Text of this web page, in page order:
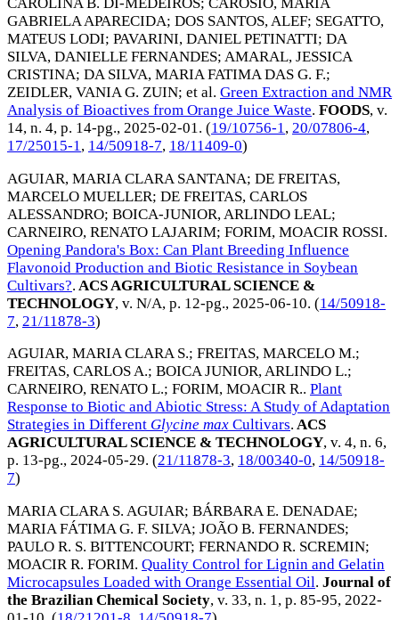
GABRIELA APARECIDA; DOS SANTOS, ALEF; SEGATTO,
MATEUS LODI; PAVARINI, DANIEL PETINATTI; DA
SILVA, DANIELLE FERNANDES; AMARAL, JESSICA
CRISTINA; DA SILVA, MARIA FATIMA DAS G. F.;
ZEIDLER, VANIA G. ZUIN; et al. Green Extraction and NMR
Analysis of Bioactives from Orange Juice Waste. FOODS, v.
14, n. 4, p. 14-pg., 2025-02-01 . (19/10756-1 , 20/07806-4,
17/25015-1 , 14/50918-7, 18/11409-0)
AGUIAR, MARIA CLARA SANTANA; DE FREITAS,
MARCELO MUELLER; DE FREITAS, CARLOS
ALESSANDRO; BOICA-JUNIOR, ARLINDO LEAL;
CARNEIRO, RENATO LAJARIM; FORIM, MOACIR ROSSI.
Opening Pandora's Box: Can Plant Breeding Influence
Flavonoid Production and Biotic Resistance in Soybean
Cultivars?. ACS AGRICULTURAL SCIENCE &
TECHNOLOGY, v. N/A, p. 12-pg., 2025-06-10. (14/50918-
7, 21/11878-3)
AGUIAR, MARIA CLARA S.; FREITAS, MARCELO M.;
FREITAS, CARLOS A.; BOICA JUNIOR, ARLINDO L.;
CARNEIRO, RENATO L.; FORIM, MOACIR R.. Plant
Response to Biotic and Abiotic Stress: A Study of Adaptation
Strategies in Different Glycine max Cultivars. ACS
AGRICULTURAL SCIENCE & TECHNOLOGY, v. 4, n. 6,
p. 13-pg., 2024-05-29. (21/11878-3, 18/00340-0, 14/50918-
7)
MARIA CLARA S. AGUIAR; BÁRBARA E. DENADAE;
MARIA FÁTIMA G. F. SILVA; JOÃO B. FERNANDES;
PAULO R. S. BITTENCOURT; FERNANDO R. SCREMIN;
MOACIR R. FORIM. Quality Control for Lignin and Gelatin
Microcapsules Loaded with Orange Essential Oil. Journal of
the Brazilian Chemical Society, v. 33, n. 1, p. 85-95, 2022-